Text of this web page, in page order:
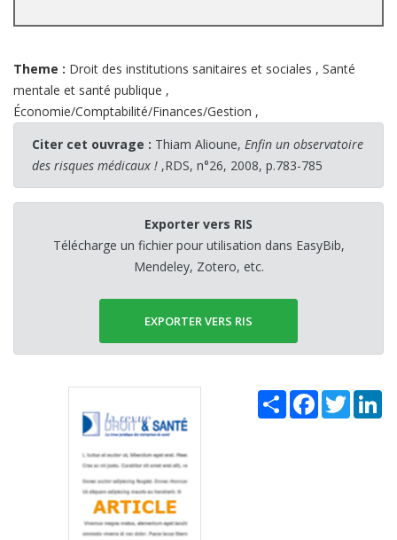
Theme : Droit des institutions sanitaires et sociales , Santé
mentale et santé publique ,
Économie/Comptabilité/Finances/Gestion ,
Citer cet ouvrage : Thiam Alioune, Enfin un observatoire
des risques médicaux ! ,RDS, n°26, 2008, p.783-785
Exporter vers RIS
Télécharge un fichier pour utilisation dans EasyBib,
Mendeley, Zotero, etc.
EXPORTER VERS RIS
Share Facebook
Twitter